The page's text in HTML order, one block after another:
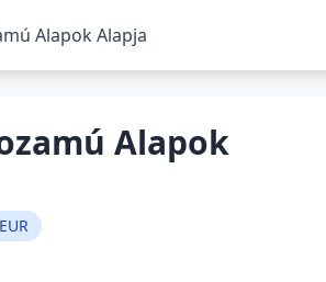
Alapok Alapja
Alapok
EUR